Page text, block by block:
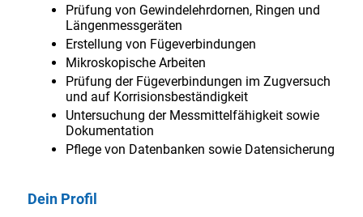
Prüfung von Gewindelehrdornen, Ringen und
Längenmessgeräten
Erstellung von Fügeverbindungen
Mikroskopische Arbeiten
Prüfung der Fügeverbindungen im Zugversuch
und auf Korrisionsbeständigkeit
Untersuchung der Messmittelfähigkeit sowie
Dokumentation
Pflege von Datenbanken sowie Datensicherung
Dein Profil